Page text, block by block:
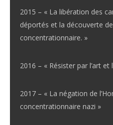
2015 – « La libération des
déportés et la découverte de
concentrationnaire. »
2016 – « Résister par l’art
2017 – « La négation de
concentrationnaire nazi »